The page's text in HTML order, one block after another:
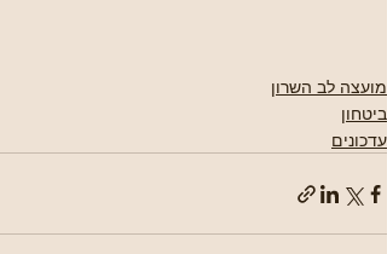
מועצה לב השרון
ביטחון
עדכונים